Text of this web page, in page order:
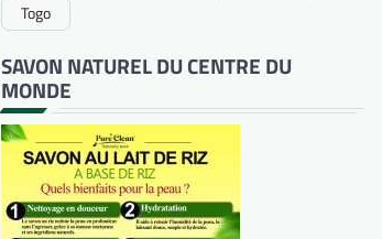
Togo
SAVON NATUREL DU CENTRE DU
MONDE